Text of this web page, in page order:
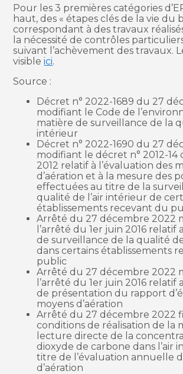
Pour les 3 premières catégories
haut, des « étapes clés de la vie du
correspondant à des travaux
la nécessité de contrôles
suivant l’achèvement des travaux.
visibleici.
Source :
Décret n° 2022-1689 du 27
modifiant le Code de
matière de surveillance de la
intérieur
Décret n° 2022-1690 du 27
modifiant le décret n° 2012-14
2012 relatif à l’évaluation des
d’aération et à la mesure des
effectuées au titre de la
qualité de l’air intérieur de
établissements recevant du
Arrêté du 27 décembre 2022
l’arrêté du 1er juin 2016 relatif
de surveillance de la qualité
dans certains établissements
public
Arrêté du 27 décembre 2022
l’arrêté du 1er juin 2016 relatif
de présentation du rapport
moyens d’aération
Arrêté du 27 décembre 2022
conditions de réalisation de la
lecture directe de la
dioxyde de carbone dans l’air
titre de l’évaluation annuelle
d’aération